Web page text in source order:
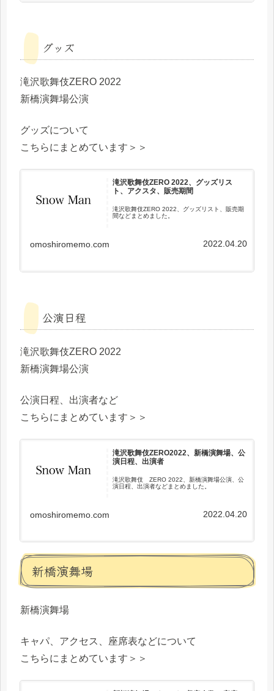
グッズ
滝沢歌舞伎ZERO 2022
新橋演舞場公演
グッズについて
こちらにまとめています＞＞
滝沢歌舞伎ZERO 2022、グッズリス
ト、アクスタ、販売期間
滝沢歌舞伎ZERO 2022、グッズリスト、販売期
間などまとめました。
omoshiromemo.com 2022.04.20
公演日程
滝沢歌舞伎ZERO 2022
新橋演舞場公演
公演日程、出演者など
こちらにまとめています＞＞
滝沢歌舞伎ZERO2022、新橋演舞場、公
演日程、出演者
滝沢歌舞伎 ZERO 2022、新橋演舞場公演、公
演日程、出演者などまとめました。
omoshiromemo.com 2022.04.20
新橋演舞場
新橋演舞場
キャパ、アクセス、座席表などについて
こちらにまとめています＞＞